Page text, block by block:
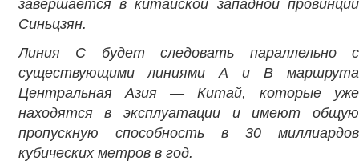
завершается в китайской западной провинции
Синьцзян.
Линия C будет следовать параллельно с
существующими линиями А и В маршрута
Центральная Азия — Китай, которые уже
находятся в эксплуатации и имеют общую
пропускную способность в 30 миллиардов
кубических метров в год.